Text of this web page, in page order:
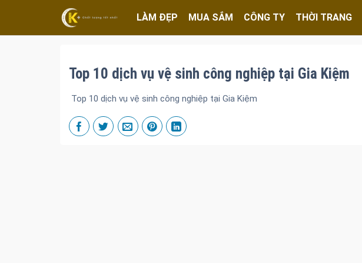
LÀM ĐẸP MUA SẮM CÔNG TY THỜI TRANG
Top 10 dịch vụ vệ sinh công nghiệp tại Gia Kiệm
Top 10 dịch vụ vệ sinh công nghiệp tại Gia Kiệm